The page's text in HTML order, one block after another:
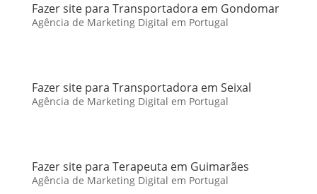
Fazer site para Transportadora em Gondomar
Agência de Marketing Digital em Portugal
Fazer site para Transportadora em Seixal
Agência de Marketing Digital em Portugal
Fazer site para Terapeuta em Guimarães
Agência de Marketing Digital em Portugal